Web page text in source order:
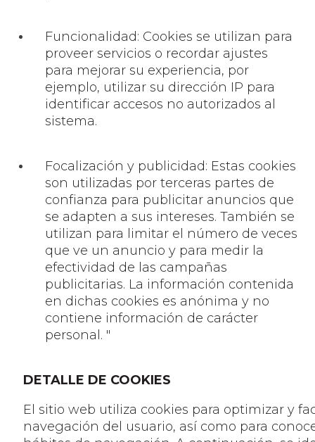
Funcionalidad: Cookies se utilizan para
proveer servicios o recordar ajustes
para mejorar su experiencia, por
ejemplo, utilizar su dirección IP para
identificar accesos no autorizados al
sistema.
Focalización y publicidad: Estas cookies
son utilizadas por terceras partes de
confianza para publicitar anuncios que
se adapten a sus intereses. También se
utilizan para limitar el número de veces
que ve un anuncio y para medir la
efectividad de las campañas
publicitarias. La información contenida
en dichas cookies es anónima y no
contiene información de carácter
personal. "
DETALLE DE COOKIES
El sitio web utiliza cookies para optimizar y
navegación del usuario, así como para